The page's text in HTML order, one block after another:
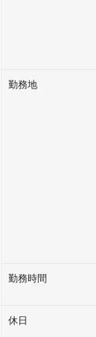
勤務地
勤務時間
休日